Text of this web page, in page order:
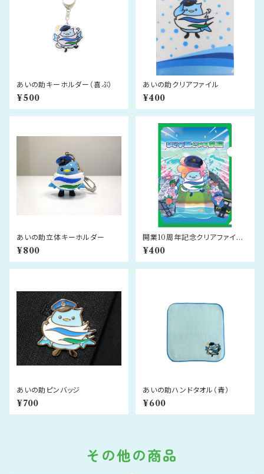
あいの助キーホルダー（喜ぶ）
¥500
あいの助クリアファイル
¥400
あいの助立体キーホルダー
¥800
開業10周年記念クリアファイル
（ハンド）
¥400
あいの助ピンバッジ
¥700
あいの助ハンドタオル（青）
¥600
その他の商品